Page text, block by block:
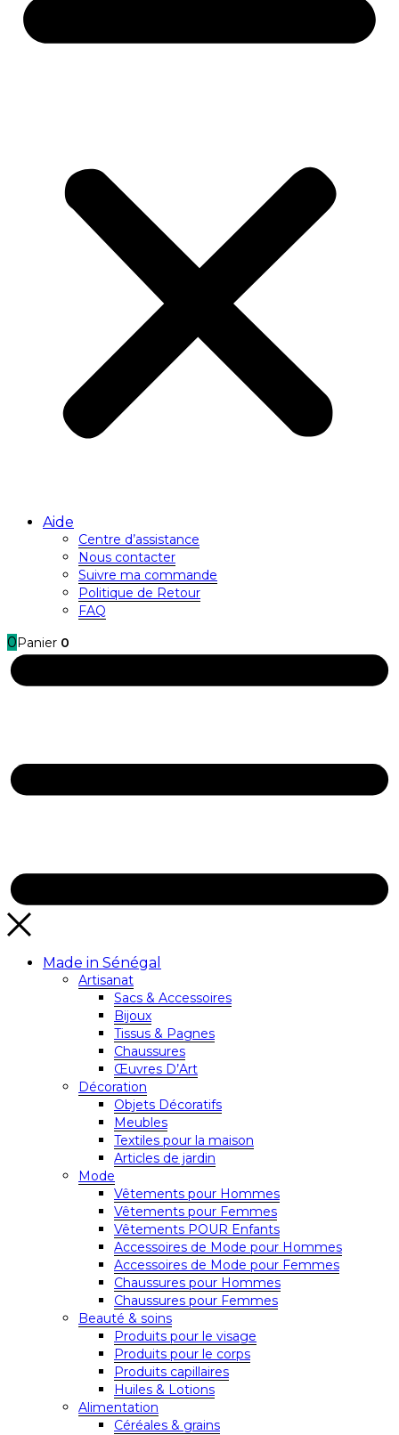
Aide
Centre d’assistance
Nous contacter
Suivre ma commande
Politique de Retour
FAQ
0 Panier 0
Made in Sénégal
Artisanat
Sacs & Accessoires
Bijoux
Tissus & Pagnes
Chaussures
Œuvres D’Art
Décoration
Objets Décoratifs
Meubles
Textiles pour la maison
Articles de jardin
Mode
Vêtements pour Hommes
Vêtements pour Femmes
Vêtements POUR Enfants
Accessoires de Mode pour Hommes
Accessoires de Mode pour Femmes
Chaussures pour Hommes
Chaussures pour Femmes
Beauté & soins
Produits pour le visage
Produits pour le corps
Produits capillaires
Huiles & Lotions
Alimentation
Céréales & grains